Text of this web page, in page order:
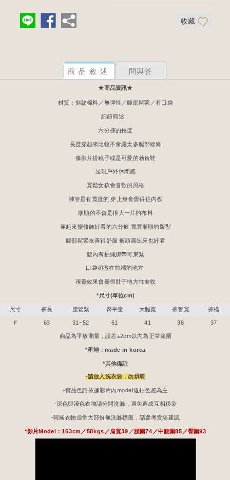
收藏
商品敘述 問與答